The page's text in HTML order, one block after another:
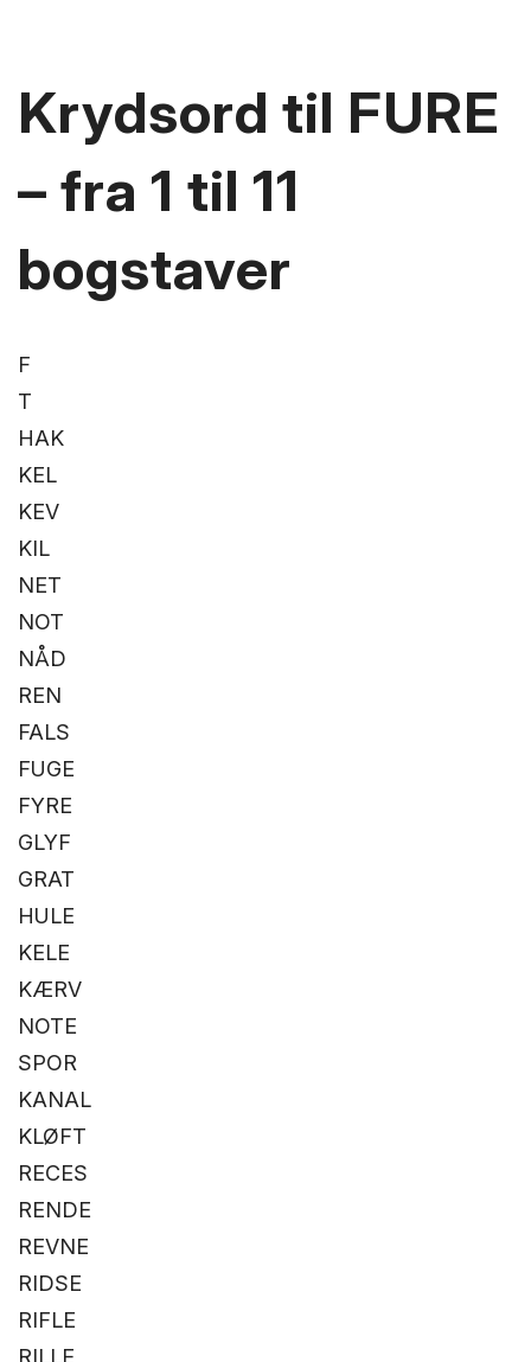
Krydsord til FURE
– fra 1 til 11
bogstaver
F
T
HAK
KEL
KEV
KIL
NET
NOT
NÅD
REN
FALS
FUGE
FYRE
GLYF
GRAT
HULE
KELE
KÆRV
NOTE
SPOR
KANAL
KLØFT
RECES
RENDE
REVNE
RIDSE
RIFLE